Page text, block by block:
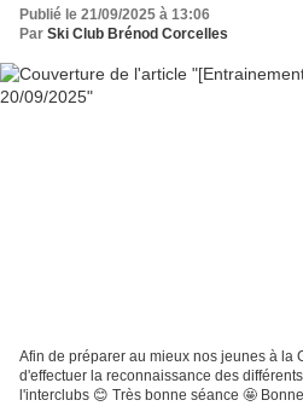
Publié le 21/09/2025 à 13:06
Par Ski Club Brénod Corcelles
Afin de préparer au mieux nos jeunes à la
d'effectuer la reconnaissance des
l'interclubs 😊 Très bonne séance 🤩